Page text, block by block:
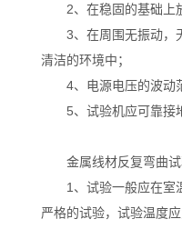
2、在稳固的基础上放
3、在周围无振动，
清洁的环境中；
4、电源电压的波动范
5、试验机应可靠接
金属线材反复弯曲试
1、试验一般应在室
严格的试验，试验温度